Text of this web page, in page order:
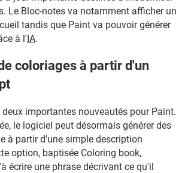
Le Bloc-notes va notamment afficher un
tandis que Paint va pouvoir générer
à l'IA.
coloriages à partir d'un
importantes nouveautés pour Paint.
le logiciel peut désormais générer des
à partir d'une simple description
option, baptisée Coloring book,
écrire une phrase décrivant ce qu'il